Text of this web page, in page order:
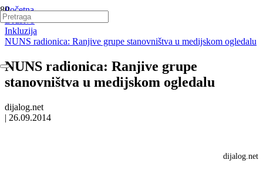
Početna
Društvo
Inkluzija
NUNS radionica: Ranjive grupe stanovništva u medijskom ogledalu
NUNS radionica: Ranjive grupe
stanovništva u medijskom ogledalu
dijalog.net
| 26.09.2014
dijalog.net